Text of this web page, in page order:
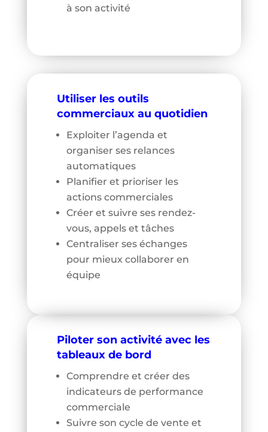
à son activité
Utiliser les outils
commerciaux au quotidien
Exploiter l’agenda et
organiser ses relances
automatiques
Planifier et prioriser les
actions commerciales
Créer et suivre ses rendez-
vous, appels et tâches
Centraliser ses échanges
pour mieux collaborer en
équipe
Piloter son activité avec les
tableaux de bord
Comprendre et créer des
indicateurs de performance
commerciale
Suivre son cycle de vente et